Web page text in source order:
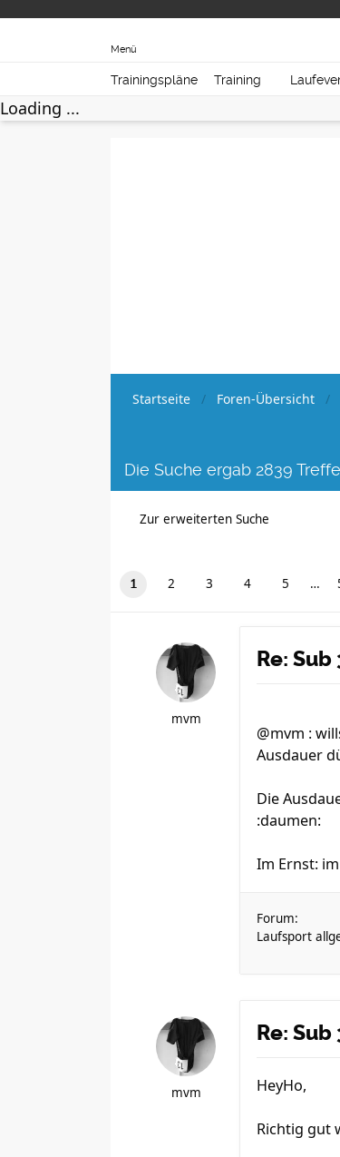
Menü
Trainingspläne Training
Loading ...
Startseite Foren-Übersicht
Die Suche ergab 2839
Zur erweiterten Suche
1 2 3 4 5 …
mvm
Re:
@mvm :
Ausdauer
Die
:daumen:
Im Ernst: im
Forum:
Laufsport
mvm
Re:
HeyHo,
Richtig gut